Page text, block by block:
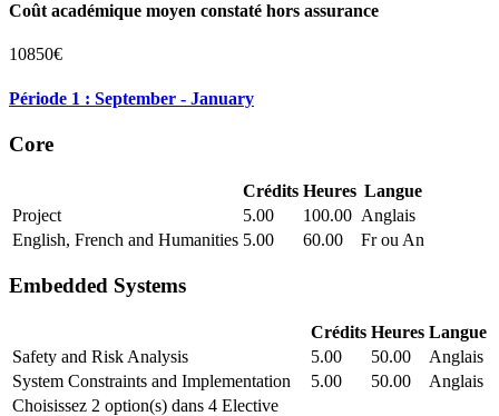
Coût académique moyen constaté hors assurance
10850€
Période 1 : September - January
Core
Crédits Heures Langue
Project
5.00 100.00 Anglais
English, French and Humanities 5.00 60.00 Fr ou An
Embedded Systems
Crédits Heures Langue
Safety and Risk Analysis
5.00 50.00
Anglais
System Constraints and Implementation
5.00 50.00
Anglais
Choisissez 2 option(s) dans 4 Elective